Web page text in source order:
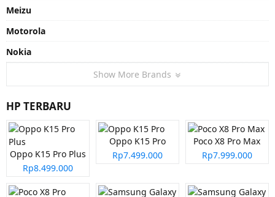
Meizu
Motorola
Nokia
Show More Brands
HP TERBARU
Oppo K15 Pro Plus
Rp8.499.000
Oppo K15 Pro
Rp7.499.000
Poco X8 Pro Max
Rp7.999.000